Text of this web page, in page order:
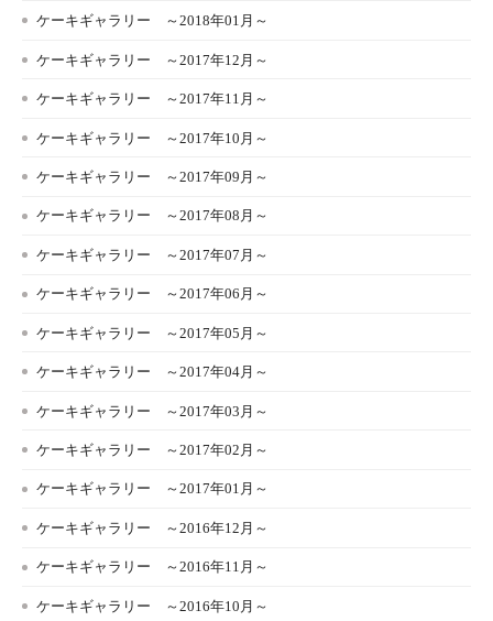
ケーキギャラリー ～2018年01月～
ケーキギャラリー ～2017年12月～
ケーキギャラリー ～2017年11月～
ケーキギャラリー ～2017年10月～
ケーキギャラリー ～2017年09月～
ケーキギャラリー ～2017年08月～
ケーキギャラリー ～2017年07月～
ケーキギャラリー ～2017年06月～
ケーキギャラリー ～2017年05月～
ケーキギャラリー ～2017年04月～
ケーキギャラリー ～2017年03月～
ケーキギャラリー ～2017年02月～
ケーキギャラリー ～2017年01月～
ケーキギャラリー ～2016年12月～
ケーキギャラリー ～2016年11月～
ケーキギャラリー ～2016年10月～